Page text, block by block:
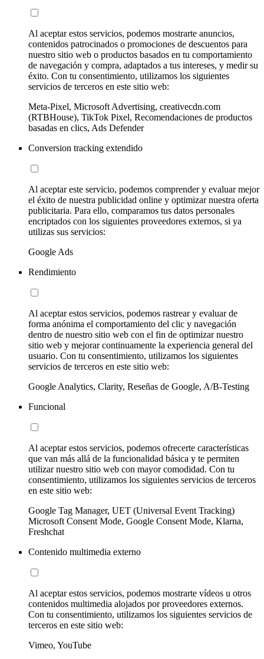
Al aceptar estos servicios, podemos mostrarte anuncios,
contenidos patrocinados o promociones de descuentos para
nuestro sitio web o productos basados en tu comportamiento
de navegación y compra, adaptados a tus intereses, y medir su
éxito. Con tu consentimiento, utilizamos los siguientes
servicios de terceros en este sitio web:
Meta-Pixel, Microsoft Advertising, creativecdn.com
(RTBHouse), TikTok Pixel, Recomendaciones de productos
basadas en clics, Ads Defender
Conversion tracking extendido
Al aceptar este servicio, podemos comprender y evaluar mejor
el éxito de nuestra publicidad online y optimizar nuestra oferta
publicitaria. Para ello, comparamos tus datos personales
encriptados con los siguientes proveedores externos, si ya
utilizas sus servicios:
Google Ads
Rendimiento
Al aceptar estos servicios, podemos rastrear y evaluar de
forma anónima el comportamiento del clic y navegación
dentro de nuestro sitio web con el fin de optimizar nuestro
sitio web y mejorar continuamente la experiencia general del
usuario. Con tu consentimiento, utilizamos los siguientes
servicios de terceros en este sitio web:
Google Analytics, Clarity, Reseñas de Google, A/B-Testing
Funcional
Al aceptar estos servicios, podemos ofrecerte características
que van más allá de la funcionalidad básica y te permiten
utilizar nuestro sitio web con mayor comodidad. Con tu
consentimiento, utilizamos los siguientes servicios de terceros
en este sitio web:
Google Tag Manager, UET (Universal Event Tracking)
Microsoft Consent Mode, Google Consent Mode, Klarna,
Freshchat
Contenido multimedia externo
Al aceptar estos servicios, podemos mostrarte vídeos u otros
contenidos multimedia alojados por proveedores externos.
Con tu consentimiento, utilizamos los siguientes servicios de
terceros en este sitio web:
Vimeo, YouTube